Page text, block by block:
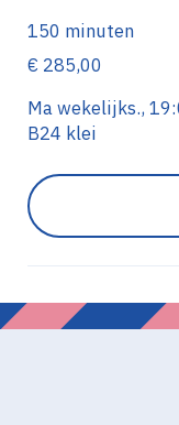
150 minuten
€ 285,00
Ma wekelijks.,
B24 klei